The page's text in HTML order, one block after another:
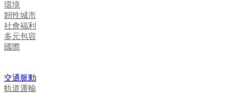
環境
韌性城市
社會福利
多元包容
國際
交通脈動
軌道運輸